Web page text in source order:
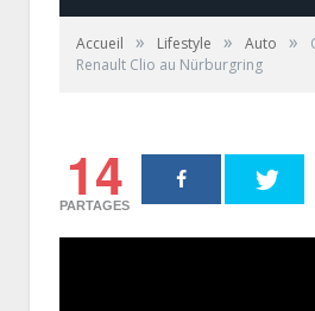
Accueil » Lifestyle » Auto »
Renault Clio au Nürburgring
14
PARTAGES